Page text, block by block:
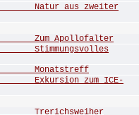
Natur aus zweiter
Zum Apollofalter
Stimmungsvolles
Monatstreff
Exkursion zum ICE-
Trerichsweiher